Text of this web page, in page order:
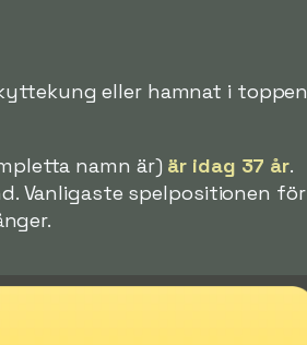
eller hamnat i toppen
namn är) är idag 37 år.
Vanligaste spelpositionen för